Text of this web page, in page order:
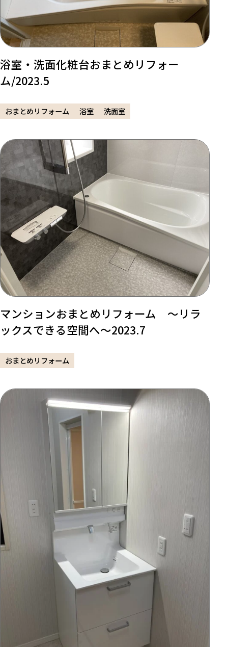
浴室・洗面化粧台おまとめリフォー
ム/2023.5
おまとめリフォーム 浴室 洗面室
マンションおまとめリフォーム ～リラ
ックスできる空間へ～2023.7
おまとめリフォーム